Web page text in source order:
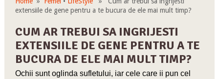
extensiile de gene pentru a te bucura de ele mai mult timp?
CUM AR TREBUI SA INGRIJESTI
EXTENSIILE DE GENE PENTRU A TE
BUCURA DE ELE MAI MULT TIMP?
Ochii sunt oglinda sufletului, iar cele care ii pun cel